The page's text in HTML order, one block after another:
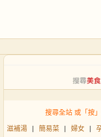
搜尋全站 或「按
滋補湯 | 簡易菜 | 婦女 |